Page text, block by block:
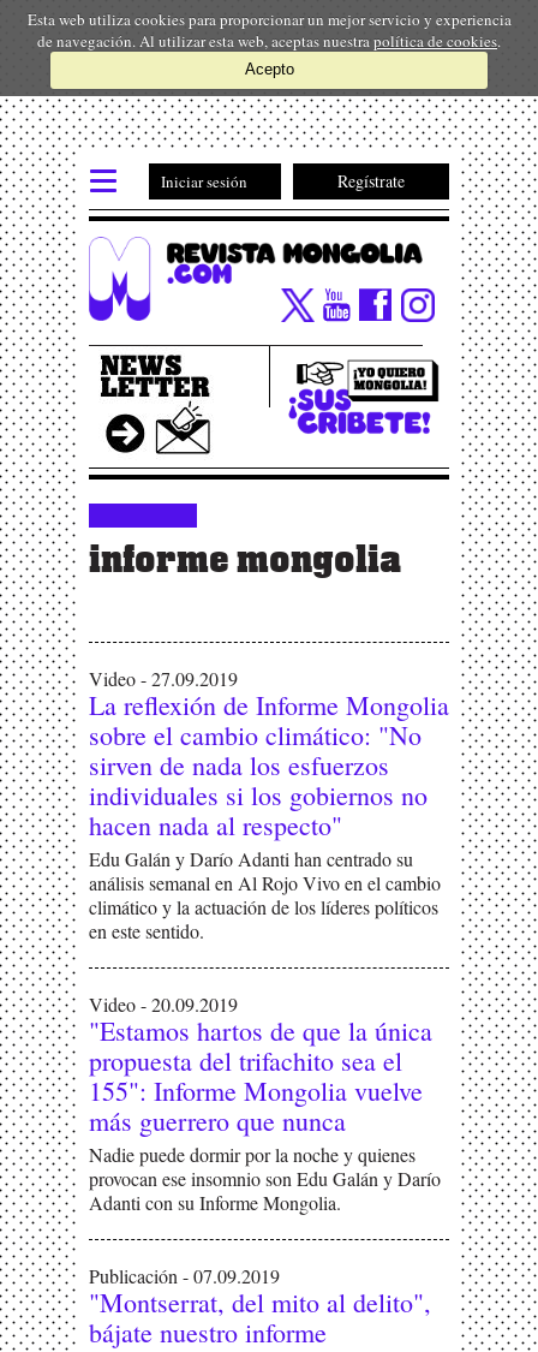
Esta web utiliza cookies para proporcionar un mejor servicio y experiencia
de navegación. Al utilizar esta web, aceptas nuestra política de cookies.
Acepto
Iniciar sesión Regístrate
informe mongolia
Video - 27.09.2019
La reflexión de Informe Mongolia
sobre el cambio climático: "No
sirven de nada los esfuerzos
individuales si los gobiernos no
hacen nada al respecto"
Edu Galán y Darío Adanti han centrado su
análisis semanal en Al Rojo Vivo en el cambio
climático y la actuación de los líderes políticos
en este sentido.
Video - 20.09.2019
"Estamos hartos de que la única
propuesta del trifachito sea el
155": Informe Mongolia vuelve
más guerrero que nunca
Nadie puede dormir por la noche y quienes
provocan ese insomnio son Edu Galán y Darío
Adanti con su Informe Mongolia.
Publicación - 07.09.2019
"Montserrat, del mito al delito",
bájate nuestro informe